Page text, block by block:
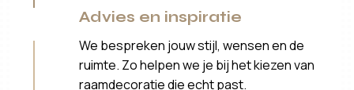
Advies en inspiratie
We bespreken jouw stijl, wensen en de
ruimte. Zo helpen we je bij het kiezen van
raamdecoratie die echt past.